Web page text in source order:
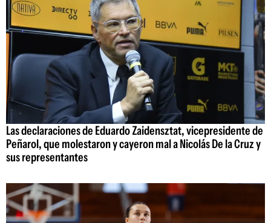
Las declaraciones de Eduardo Zaidensztat, vicepresidente de
Peñarol, que molestaron y cayeron mal a Nicolás De la Cruz y
sus representantes